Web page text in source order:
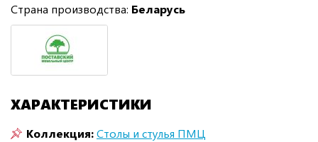
Страна производства: Беларусь
ХАРАКТЕРИСТИКИ
Коллекция:Столы и стулья ПМЦ